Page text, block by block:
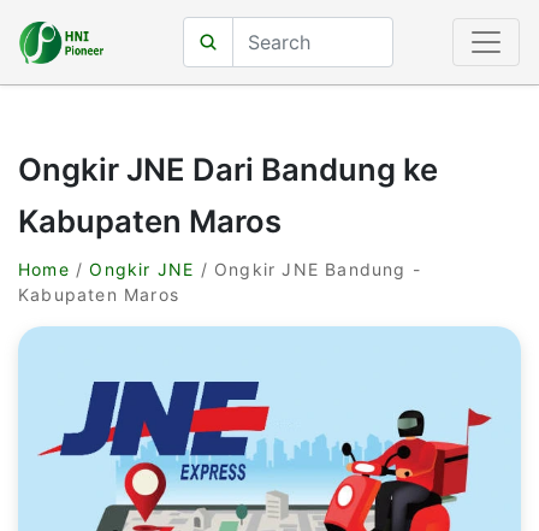
Ongkir JNE Dari Bandung ke
Kabupaten Maros
Home /Ongkir JNE / Ongkir JNE Bandung -
Kabupaten Maros